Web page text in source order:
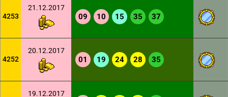
4253
21.12.2017
09 10 15 35 37
4252
20.12.2017
01 19 24 28 35
19.12.2017